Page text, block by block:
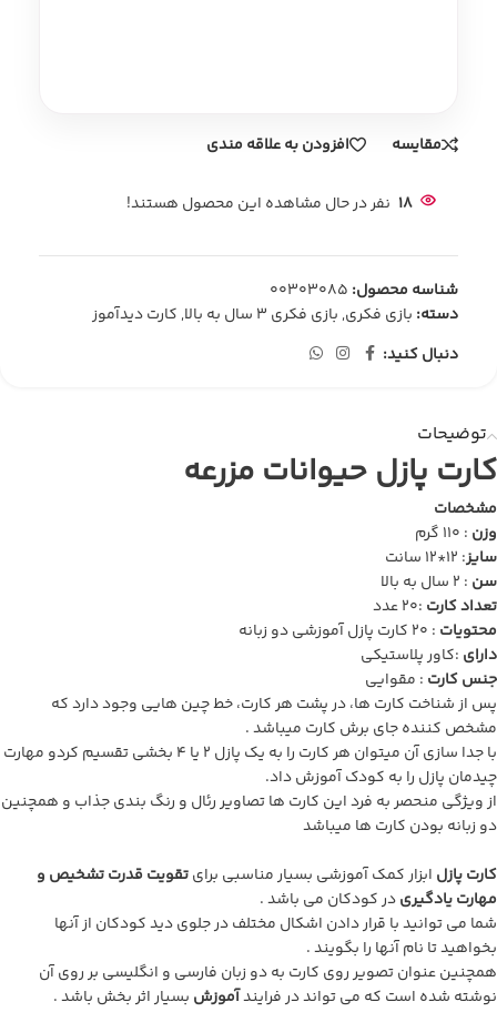
مقایسه افزودن به علاقه مندی
18 نفر در حال مشاهده این محصول هستند!
شناسه محصول: 00303085
دسته: بازی فکری,بازی فکری 3 سال به بالا ,کارت دیدآموز
دنبال کنید:
توضیحات
کارت پازل حیوانات مزرعه
مشخصات
وزن : 110 گرم
سایز: 12*12 سانت
سن : 2 سال به بالا
تعداد کارت :20 عدد
محتویات : 20 کارت پازل آموزشی دو زبانه
دارای :کاور پلاستیکی
جنس کارت : مقوایی
پس از شناخت کارت ها، در پشت هر کارت، خط چین هایی وجود دارد که
مشخص کننده جای برش کارت میباشد .
با جدا سازی آن میتوان هر کارت را به یک پازل 2 یا 4 بخشی تقسیم کردو مهارت
چیدمان پازل را به کودک آموزش داد.
از ویژگی منحصر به فرد این کارت ها تصاویر رئال و رنگ بندی جذاب و همچنین
دو زبانه بودن کارت ها میباشد
کارت پازل ابزار کمک آموزشی بسیار مناسبی برایتقویت قدرت تشخیص و
مهارت یادگیریدر کودکان می باشد .
شما می توانید با قرار دادن اشکال مختلف در جلوی دید کودکان از آنها
بخواهید تا نام آنها را بگویند .
همچنین عنوان تصویر روی کارت به دو زبان فارسی و انگلیسی بر روی آن
نوشته شده است که می تواند در فرایندآموزش بسیار اثر بخش باشد .